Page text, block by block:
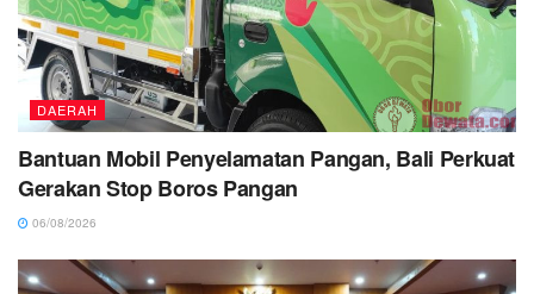
DAERAH
Bantuan Mobil Penyelamatan Pangan, Bali Perkuat
Gerakan Stop Boros Pangan
06/08/2026